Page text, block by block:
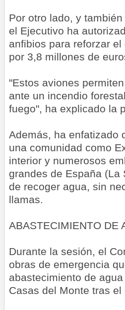
Por otro lado, y
el Ejecutivo ha
anfibios para reforzar
por 3,8 millones de
"Estos aviones
ante un incendio
fuego", ha explicado la
Además, ha enfatizado
una comunidad como
interior y numerosos
grandes de España (La
de recoger agua, sin
llamas.
ABASTECIMIENTO DE
Durante la sesión, el
obras de emergencia
abastecimiento de
Casas del Monte tras